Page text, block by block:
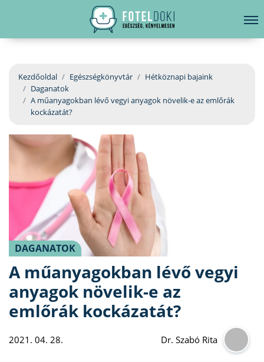
EGÉSZSÉGKÖNYVTÁR
BETEGSÉGKALAUZ
ORVOS VÁLASZOL
ORVOSKERESŐ
hirdetés
Kezdőoldal Egészségkönyvtár
Hétköznapi bajaink
Daganatok
A műanyagokban lévő vegyi anyagok növelik-e az emlőrák
kockázatát?
DAGANATOK
A műanyagokban lévő vegyi
anyagok növelik-e az
emlőrák kockázatát?
2021. 04. 28. Dr. Szabó Rita